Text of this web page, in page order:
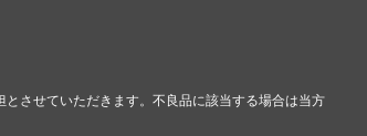
させていただきます。不良品に該当する場合は当方